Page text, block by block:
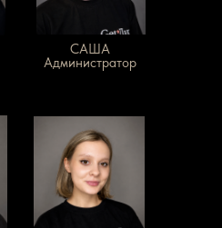
САША
Администратор